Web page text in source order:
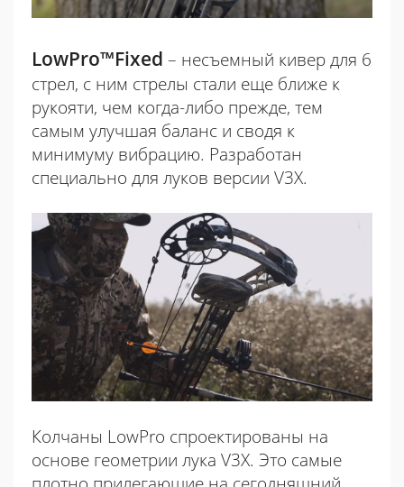
LowPro™Fixed – несъемный кивер для 6
стрел, с ним стрелы стали еще ближе к
рукояти, чем когда-либо прежде, тем
самым улучшая баланс и сводя к
минимуму вибрацию. Разработан
специально для луков версии V3X.
Колчаны LowPro спроектированы на
основе геометрии лука V3X. Это самые